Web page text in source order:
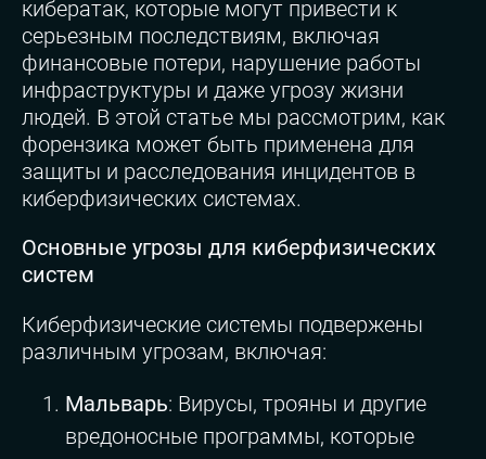
кибератак, которые могут привести к
серьезным последствиям, включая
финансовые потери, нарушение работы
инфраструктуры и даже угрозу жизни
людей. В этой статье мы рассмотрим, как
форензика может быть применена для
защиты и расследования инцидентов в
киберфизических системах.
Основные угрозы для киберфизических
систем
Киберфизические системы подвержены
различным угрозам, включая:
Мальварь: Вирусы, трояны и другие
вредоносные программы, которые